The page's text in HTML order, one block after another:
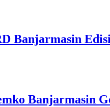
Banjarmasin
Banjarmasin